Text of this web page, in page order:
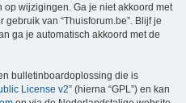
wijzigingen. Ga je niet akkoord met
van “Thuisforum.be”. Blijf je
ga je automatisch akkoord met de
bulletinboardoplossing die is
License v2” (hierna “GPL”) en kan